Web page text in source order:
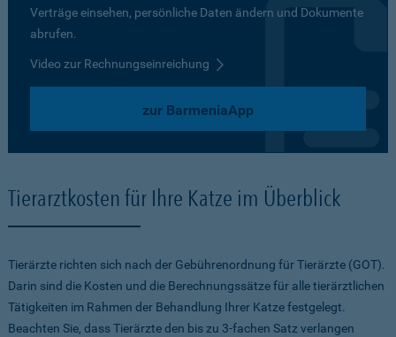
Verträge einsehen, persönliche Daten ändern und Dokumente
abrufen.
Video zur Rechnungseinreichung
zur BarmeniaApp
Tierarztkosten für Ihre Katze im Überblick
Tierärzte richten sich nach der Gebührenordnung für Tierärzte (GOT).
Darin sind die Kosten und die Berechnungssätze für alle tierärztlichen
Tätigkeiten im Rahmen der Behandlung Ihrer Katze festgelegt.
Beachten Sie, dass Tierärzte den bis zu 3-fachen Satz verlangen